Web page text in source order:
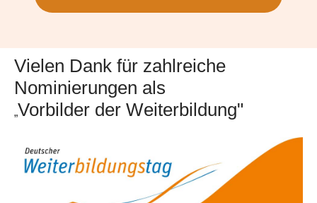
Vielen Dank für zahlreiche
Nominierungen als
„Vorbilder der Weiterbildung"